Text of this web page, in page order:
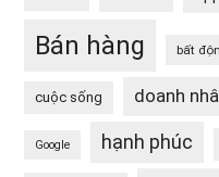
Bán hàng bất
cuộc sống doanh
Google hạnh phúc